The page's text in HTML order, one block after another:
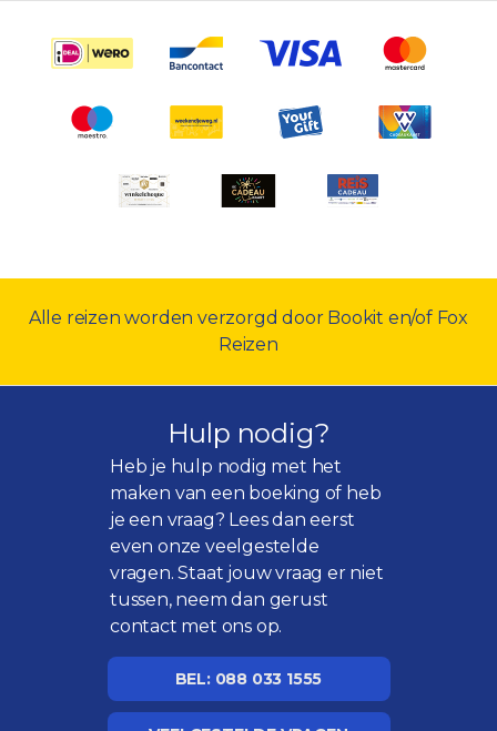
Alle reizen worden verzorgd door Bookit en/of Fox
Reizen
Hulp nodig?
Heb je hulp nodig met het
maken van een boeking of heb
je een vraag? Lees dan eerst
even onzeveelgestelde
vragen. Staat jouw vraag er niet
tussen, neem dan gerust
contact met ons op.
BEL: 088 033 1555